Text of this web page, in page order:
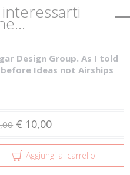
Design Group. As I told
Ideas not Airships
€ 10,00
Aggiungi al carrello